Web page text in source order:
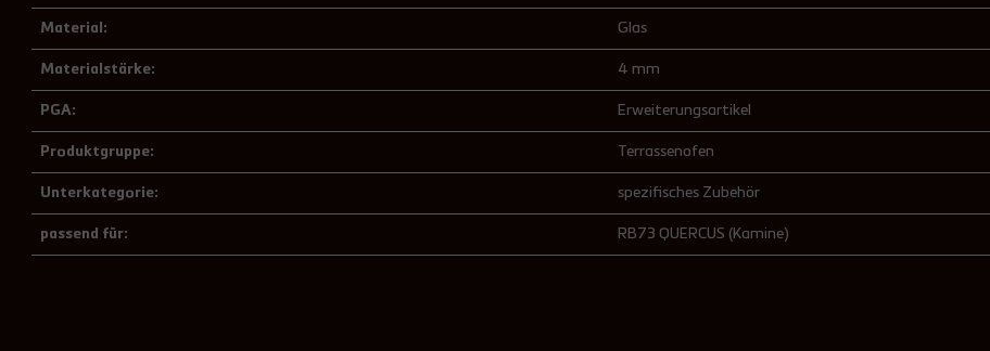
Material: Glas
Materialstärke: 4 mm
PGA: Erweiterungsartikel
Produktgruppe: Terrassenofen
Unterkategorie: spezifisches Zubehör
passend für: RB73 QUERCUS (Kamine)